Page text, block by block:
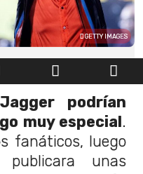
GETTY IMAGES
podrían
muy especial.
fanáticos, luego
unas